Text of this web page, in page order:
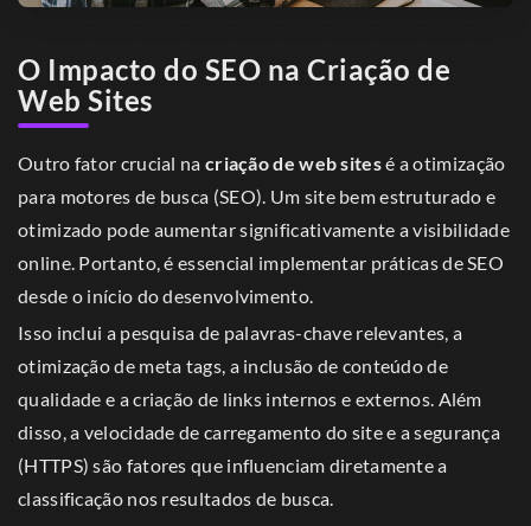
O Impacto do SEO na Criação de
Web Sites
Outro fator crucial na criação de web sitesé a otimização
para motores de busca (SEO). Um site bem estruturado e
otimizado pode aumentar significativamente a visibilidade
online. Portanto, é essencial implementar práticas de SEO
desde o início do desenvolvimento.
Isso inclui a pesquisa de palavras-chave relevantes, a
otimização de meta tags, a inclusão de conteúdo de
qualidade e a criação de links internos e externos. Além
disso, a velocidade de carregamento do site e a segurança
(HTTPS) são fatores que influenciam diretamente a
classificação nos resultados de busca.